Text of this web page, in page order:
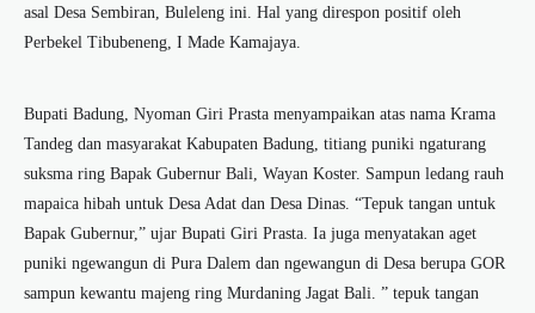
asal Desa Sembiran, Buleleng ini. Hal yang direspon positif oleh
Perbekel Tibubeneng, I Made Kamajaya.
Bupati Badung, Nyoman Giri Prasta menyampaikan atas nama Krama
Tandeg dan masyarakat Kabupaten Badung, titiang puniki ngaturang
suksma ring Bapak Gubernur Bali, Wayan Koster. Sampun ledang rauh
mapaica hibah untuk Desa Adat dan Desa Dinas. “Tepuk tangan untuk
Bapak Gubernur,” ujar Bupati Giri Prasta. Ia juga menyatakan aget
puniki ngewangun di Pura Dalem dan ngewangun di Desa berupa GOR
sampun kewantu majeng ring Murdaning Jagat Bali. ” tepuk tangan